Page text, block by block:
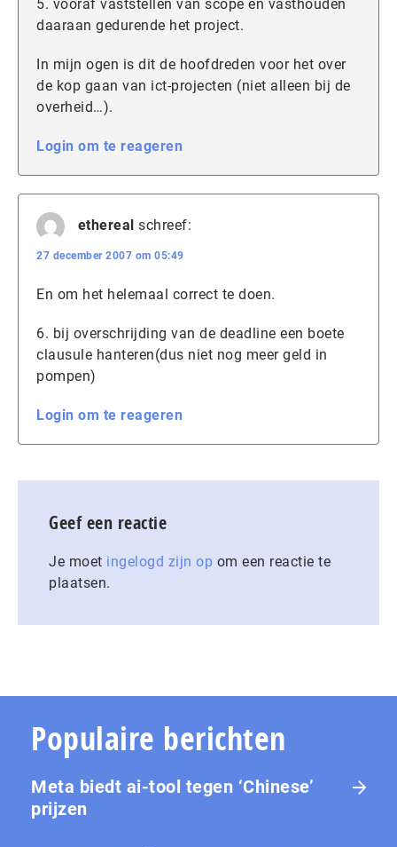
5. vooraf vaststellen van scope en vasthouden
daaraan gedurende het project.
In mijn ogen is dit de hoofdreden voor het over
de kop gaan van ict-projecten (niet alleen bij de
overheid…).
Login om te reageren
ethereal schreef:
27 december 2007 om 05:49
En om het helemaal correct te doen.
6. bij overschrijding van de deadline een boete
clausule hanteren(dus niet nog meer geld in
pompen)
Login om te reageren
Geef een reactie
Je moet ingelogd zijn op om een reactie te
plaatsen.
Populaire berichten
Meta biedt ai-tool tegen ‘Chinese’
prijzen